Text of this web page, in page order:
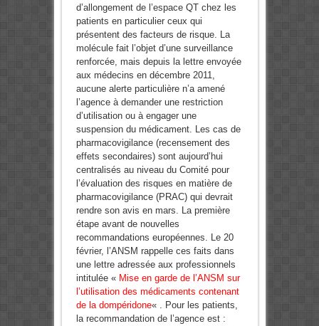
d’allongement de l’espace QT chez les
patients en particulier ceux qui
présentent des facteurs de risque. La
molécule fait l’objet d’une surveillance
renforcée, mais depuis la lettre envoyée
aux médecins en décembre 2011,
aucune alerte particulière n’a amené
l’agence à demander une restriction
d’utilisation ou à engager une
suspension du médicament. Les cas de
pharmacovigilance (recensement des
effets secondaires) sont aujourd’hui
centralisés au niveau du Comité pour
l’évaluation des risques en matière de
pharmacovigilance (PRAC) qui devrait
rendre son avis en mars. La première
étape avant de nouvelles
recommandations européennes. Le 20
février, l’ANSM rappelle ces faits dans
une lettre adressée aux professionnels
intitulée « Mise en garde de l’ANSM sur
l’utilisation des médicaments contenant
de la dompéridone« . Pour les patients,
la recommandation de l’agence est :